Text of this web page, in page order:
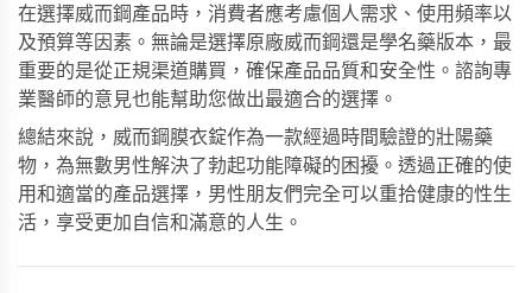
在選擇威而鋼產品時，消費者應考慮個人需求、使用頻率以
及預算等因素。無論是選擇原廠威而鋼還是學名藥版本，最
重要的是從正規渠道購買，確保產品品質和安全性。諮詢專
業醫師的意見也能幫助您做出最適合的選擇。
總結來說，威而鋼膜衣錠作為一款經過時間驗證的壯陽藥
物，為無數男性解決了勃起功能障礙的困擾。透過正確的使
用和適當的產品選擇，男性朋友們完全可以重拾健康的性生
活，享受更加自信和滿意的人生。